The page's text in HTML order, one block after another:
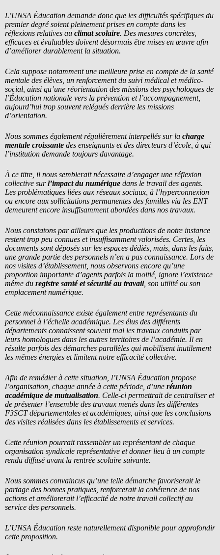
L’UNSA Éducation demande donc que les difficultés spécifiques du
premier degré soient pleinement prises en compte dans les
réflexions relatives au climat scolaire. Des mesures concrètes,
efficaces et évaluables doivent désormais être mises en œuvre afin
d’améliorer durablement la situation.
Cela suppose notamment une meilleure prise en compte de la santé
mentale des élèves, un renforcement du suivi médical et médico-
social, ainsi qu’une réorientation des missions des psychologues de
l’Éducation nationale vers la prévention et l’accompagnement,
aujourd’hui trop souvent relégués derrière les missions
d’orientation.
Nous sommes également régulièrement interpellés sur la charge
mentale croissante des enseignants et des directeurs d’école, à qui
l’institution demande toujours davantage.
À ce titre, il nous semblerait nécessaire d’engager une réflexion
collective surl’impact du numérique dans le travail des agents.
Les problématiques liées aux réseaux sociaux, à l’hyperconnexion
ou encore aux sollicitations permanentes des familles via les ENT
demeurent encore insuffisamment abordées dans nos travaux.
Nous constatons par ailleurs que les productions de notre instance
restent trop peu connues et insuffisamment valorisées. Certes, les
documents sont déposés sur les espaces dédiés, mais, dans les faits,
une grande partie des personnels n’en a pas connaissance. Lors de
nos visites d’établissement, nous observons encore qu’une
proportion importante d’agents parfois la moitié, ignore l’existence
même du registre santé et sécurité au travail, son utilité ou son
emplacement numérique.
Cette méconnaissance existe également entre représentants du
personnel à l’échelle académique. Les élus des différents
départements connaissent souvent mal les travaux conduits par
leurs homologues dans les autres territoires de l’académie. Il en
résulte parfois des démarches parallèles qui mobilisent inutilement
les mêmes énergies et limitent notre efficacité collective.
Afin de remédier à cette situation, l’UNSA Éducation propose
l’organisation, chaque année à cette période, d’une réunion
académique de mutualisation. Celle-ci permettrait de centraliser et
de présenter l’ensemble des travaux menés dans les différentes
F3SCT départementales et académiques, ainsi que les conclusions
des visites réalisées dans les établissements et services.
Cette réunion pourrait rassembler un représentant de chaque
organisation syndicale représentative et donner lieu à un compte
rendu diffusé avant la rentrée scolaire suivante.
Nous sommes convaincus qu’une telle démarche favoriserait le
partage des bonnes pratiques, renforcerait la cohérence de nos
actions et améliorerait l’efficacité de notre travail collectif au
service des personnels.
L’UNSA Éducation reste naturellement disponible pour approfondir
cette proposition.